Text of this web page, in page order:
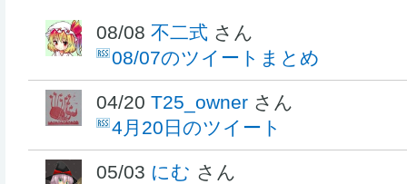
08/08 不二式 さん
08/07のツイートまとめ
04/20 T25_owner さん
4月20日のツイート
05/03 にむ さん